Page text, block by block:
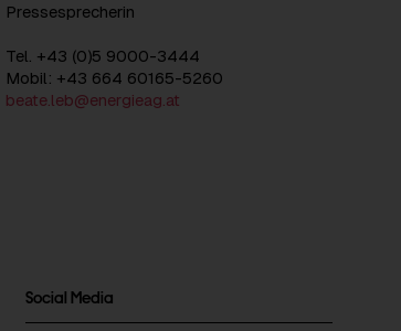
Pressesprecherin
Tel. +43 (0)5 9000-3444
Mobil: +43 664 60165-5260
beate.leb@energieag.at
Social Media